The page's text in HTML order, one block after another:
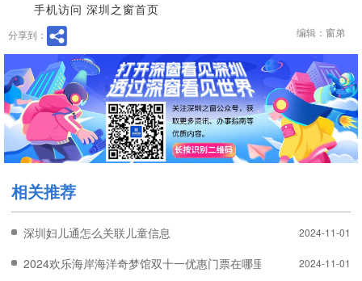
手机访问 深圳之窗首页
分享到： 编辑：窗弟
相关推荐
深圳妇儿通怎么关联儿童信息 2024-11-01
2024欢乐海岸海洋奇梦馆双十一优惠门票在哪里买？ 2024-11-01